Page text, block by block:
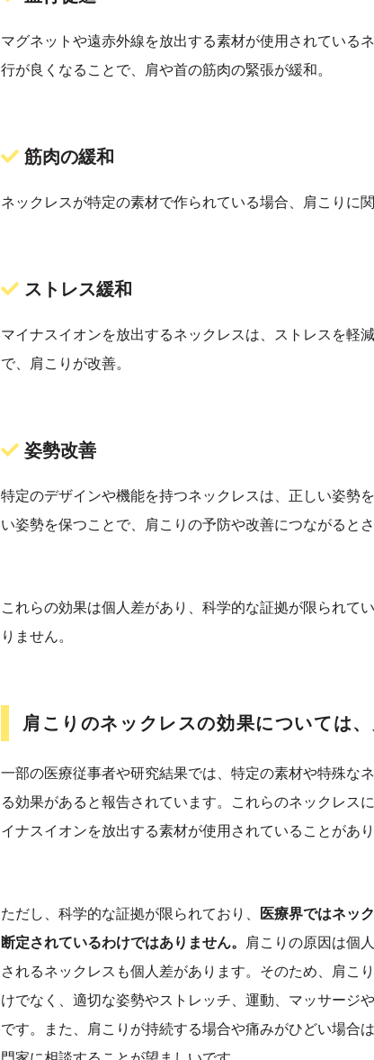
マグネットや遠赤外線を放出する素材が使用されている
行が良くなることで、肩や首の筋肉の緊張が緩和。
筋肉の緩和
ネックレスが特定の素材で作られている場合、肩こりに
ストレス緩和
マイナスイオンを放出するネックレスは、ストレスを軽
で、肩こりが改善。
姿勢改善
特定のデザインや機能を持つネックレスは、正しい姿勢
い姿勢を保つことで、肩こりの予防や改善につながるとさ
これらの効果は個人差があり、科学的な証拠が限られて
りません。
肩こりのネックレスの効果については、
一部の医療従事者や研究結果では、特定の素材や特殊な
る効果があると報告されています。これらのネックレス
イナスイオンを放出する素材が使用されていることがあり
ただし、科学的な証拠が限られており、
医療界ではネッ
断定されているわけではありません。
肩こりの原因は個
されるネックレスも個人差があります。そのため、肩こ
けでなく、適切な姿勢やストレッチ、運動、マッサージ
です。また、肩こりが持続する場合や痛みがひどい場合